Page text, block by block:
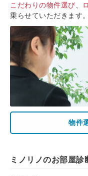
こだわりの物件選び
乗らせていただきます。
物件
ミノリノのお部屋診